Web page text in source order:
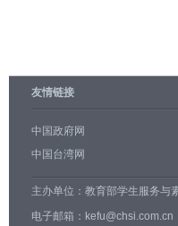
友情链接
中国政府网
中国台湾网
主办单位： 教育部学生服务与
电子邮箱：kefu@chsi.com.cn